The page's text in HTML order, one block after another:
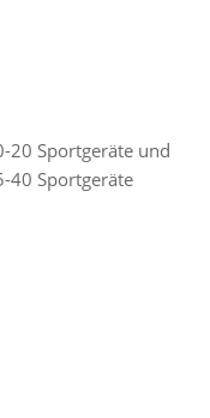
20 Sportgeräte und
40 Sportgeräte